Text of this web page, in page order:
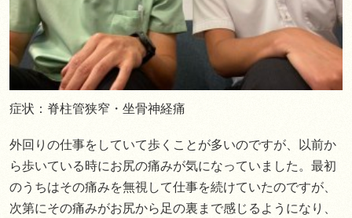
症状：脊柱管狭窄・坐骨神経痛
外回りの仕事をしていて歩くことが多いのですが、以前か
ら歩いている時にお尻の痛みが気になっていました。最初
のうちはその痛みを無視して仕事を続けていたのですが、
次第にその痛みがお尻から足の裏まで感じるようになり、